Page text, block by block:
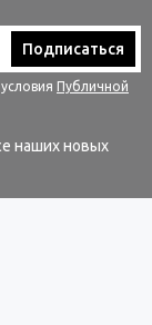
Подписаться
Публичной
наших новых